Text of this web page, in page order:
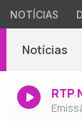
NOTÍCIAS
Notícias
RTP